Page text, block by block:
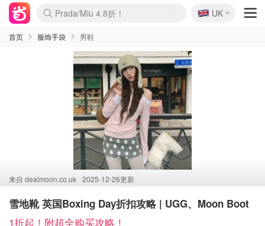
麦卢卡蜂蜜夏促！个位数！
Prada/Miu 4.8折！
啥？必胜客披萨5折！
🇬🇧
UK
首页 服饰手袋 男鞋
来自 dealmoon.co.uk 2025-12-26更新
雪地靴 英国Boxing Day折扣攻略 | UGG、Moon Boot
1折起！附超全购买攻略！